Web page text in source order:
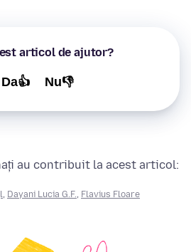
articol de ajutor?
Da👍 Nu👎
au contribuit la acest articol:
, Dayani Lucia G.F., Flavius Floare